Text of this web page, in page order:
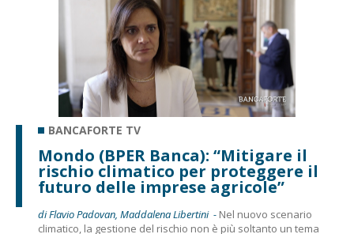
BANCAFORTE TV
Mondo (BPER Banca): “Mitigare il
rischio climatico per proteggere il
futuro delle imprese agricole”
di Flavio Padovan, Maddalena Libertini - Nel nuovo scenario
climatico, la gestione del rischio non è più soltanto un tema